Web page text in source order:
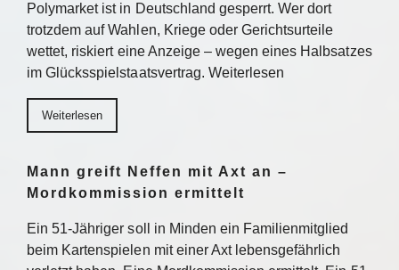
Polymarket ist in Deutschland gesperrt. Wer dort
trotzdem auf Wahlen, Kriege oder Gerichtsurteile
wettet, riskiert eine Anzeige – wegen eines Halbsatzes
im Glücksspielstaatsvertrag. Weiterlesen
Weiterlesen
Mann greift Neffen mit Axt an –
Mordkommission ermittelt
Ein 51-Jähriger soll in Minden ein Familienmitglied
beim Kartenspielen mit einer Axt lebensgefährlich